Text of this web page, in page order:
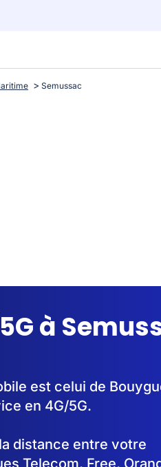
Semussac
à
est celui de
en 4G/5G.
distance entre votre
Telecom, Free,